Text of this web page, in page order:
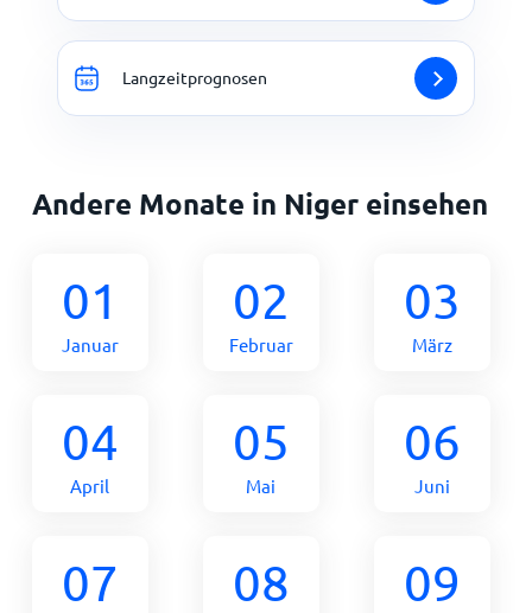
Langzeitprognosen
Andere Monate in Niger einsehen
01
Januar
02
Februar
03
März
04
April
05
Mai
06
Juni
07 08 09